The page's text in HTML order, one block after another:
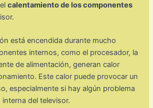
elcalentamiento de los componentes
está encendida durante mucho
internos, como el procesador, la
de alimentación, generan calor
Este calor puede provocar un
especialmente si hay algún problema
del televisor.